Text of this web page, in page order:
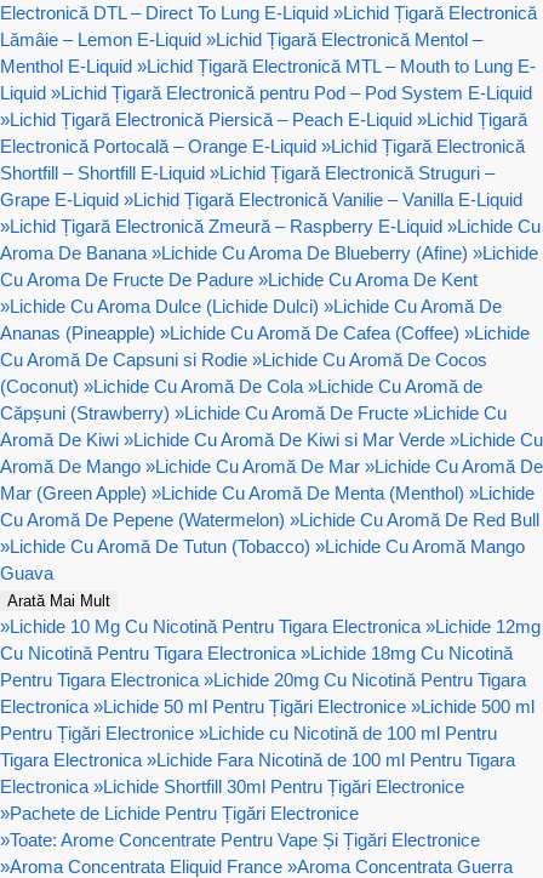
Electronică DTL – Direct To Lung E-Liquid »Lichid Țigară Electronică
Lămâie – Lemon E-Liquid »Lichid Țigară Electronică Mentol –
Menthol E-Liquid »Lichid Țigară Electronică MTL – Mouth to Lung E-
Liquid »Lichid Țigară Electronică pentru Pod – Pod System E-Liquid
»Lichid Țigară Electronică Piersică – Peach E-Liquid »Lichid Țigară
Electronică Portocală – Orange E-Liquid »Lichid Țigară Electronică
Shortfill – Shortfill E-Liquid »Lichid Țigară Electronică Struguri –
Grape E-Liquid »Lichid Țigară Electronică Vanilie – Vanilla E-Liquid
»Lichid Țigară Electronică Zmeură – Raspberry E-Liquid »Lichide Cu
Aroma De Banana »Lichide Cu Aroma De Blueberry (Afine) »Lichide
Cu Aroma De Fructe De Padure »Lichide Cu Aroma De Kent
»Lichide Cu Aroma Dulce (Lichide Dulci) »Lichide Cu Aromă De
Ananas (Pineapple) »Lichide Cu Aromă De Cafea (Coffee) »Lichide
Cu Aromă De Capsuni si Rodie »Lichide Cu Aromă De Cocos
(Coconut) »Lichide Cu Aromă De Cola »Lichide Cu Aromă de
Căpșuni (Strawberry) »Lichide Cu Aromă De Fructe »Lichide Cu
Aromă De Kiwi »Lichide Cu Aromă De Kiwi si Mar Verde »Lichide Cu
Aromă De Mango »Lichide Cu Aromă De Mar »Lichide Cu Aromă De
Mar (Green Apple) »Lichide Cu Aromă De Menta (Menthol) »Lichide
Cu Aromă De Pepene (Watermelon) »Lichide Cu Aromă De Red Bull
»Lichide Cu Aromă De Tutun (Tobacco) »Lichide Cu Aromă Mango
Guava
Arată Mai Mult
»Lichide 10 Mg Cu Nicotină Pentru Tigara Electronica »Lichide 12mg
Cu Nicotină Pentru Tigara Electronica »Lichide 18mg Cu Nicotină
Pentru Tigara Electronica »Lichide 20mg Cu Nicotină Pentru Tigara
Electronica »Lichide 50 ml Pentru Țigări Electronice »Lichide 500 ml
Pentru Țigări Electronice »Lichide cu Nicotină de 100 ml Pentru
Tigara Electronica »Lichide Fara Nicotină de 100 ml Pentru Tigara
Electronica »Lichide Shortfill 30ml Pentru Țigări Electronice
»Pachete de Lichide Pentru Țigări Electronice
»Toate: Arome Concentrate Pentru Vape Și Țigări Electronice
»Aroma Concentrata Eliquid France »Aroma Concentrata Guerra